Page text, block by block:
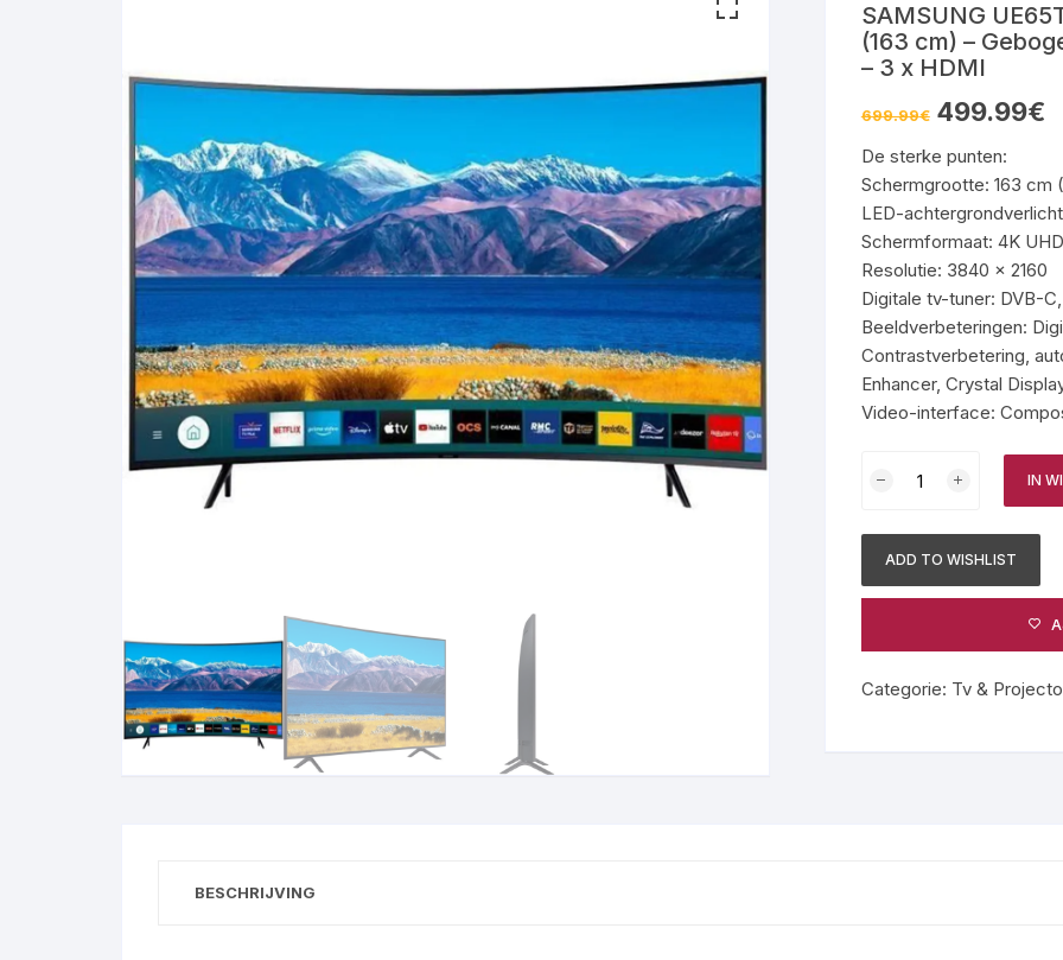
SAMSUNG
(163 cm) –
– 3 x HDMI
699.99€ Oorspronkelijke
prijs
699.99€.
499.99€
De sterke punten:
Schermgrootte: 163 cm
LED-
Schermformaat: 4K
Resolutie: 3840 x 2160
Digitale tv-tuner: DVB-
Beeldverbeteringen:
Contrastverbetering,
Enhancer, Crystal
Video-interface:
UE65TU8372
UHD
TV
(163
IN
ADD TO WISHLIST
Categorie: Tv &
BESCHRIJVING